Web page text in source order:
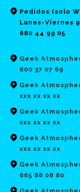
Pedidos (solo
Lunes-Viernes 9
680 44 99 05
Geek
600 37 07 69
Geek
xxx xx xx xx
Geek
xxx xx xx xx
Geek
xxx xx xx xx
Geek
665 88 08 80
Geek